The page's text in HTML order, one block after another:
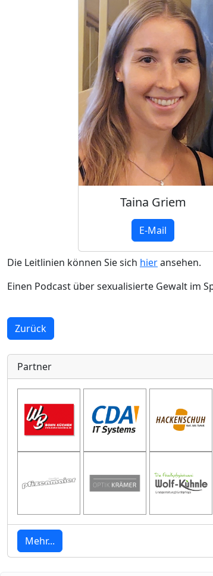
Taina Griem
E-Mail
Die Leitlinien können Sie sich hieransehen.
Einen Podcast über sexualisierte Gewalt im
Zurück
Partner
Mehr...